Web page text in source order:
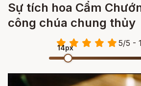
Sự tích hoa Cẩm
công chúa chung thủy
5/5 - 1
14px